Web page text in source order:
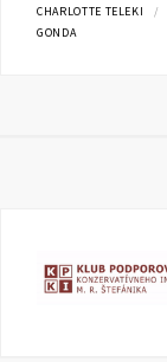
CHARLOTTE TELEKI
GONDA